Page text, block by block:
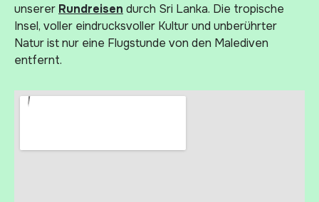
unserer Rundreisen durch Sri Lanka. Die tropische
Insel, voller eindrucksvoller Kultur und unberührter
Natur ist nur eine Flugstunde von den Malediven
entfernt.